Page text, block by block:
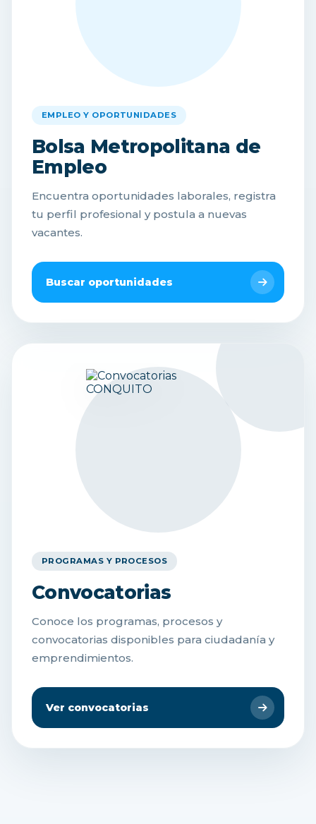
EMPLEO Y OPORTUNIDADES
Bolsa Metropolitana de
Empleo
Encuentra oportunidades laborales, registra
tu perfil profesional y postula a nuevas
vacantes.
Buscar oportunidades
PROGRAMAS Y PROCESOS
Convocatorias
Conoce los programas, procesos y
convocatorias disponibles para ciudadanía y
emprendimientos.
Ver convocatorias